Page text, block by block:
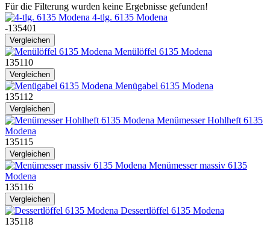
Für die Filterung wurden keine Ergebnisse gefunden!
4-tlg. 6135 Modena
-135401
Vergleichen
Menülöffel 6135 Modena
135110
Vergleichen
Menügabel 6135 Modena
135112
Vergleichen
Menümesser Hohlheft 6135
Modena
135115
Vergleichen
Menümesser massiv 6135
Modena
135116
Vergleichen
Dessertlöffel 6135 Modena
135118